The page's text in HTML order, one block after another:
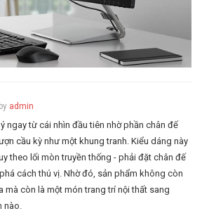
admin
ngay từ cái nhìn đầu tiên nhờ phần chân đế
cầu kỳ như một khung tranh. Kiểu dáng này
theo lối mòn truyền thống - phải đặt chân đế
cách thú vị. Nhờ đó, sản phẩm không còn
mà còn là một món trang trí nội thất sang
nào.